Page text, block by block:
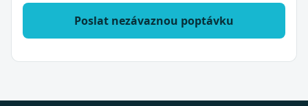
Poslat nezávaznou poptávku